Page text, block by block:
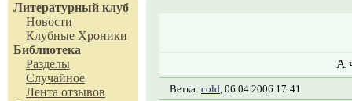
Литературный клуб
Новости
Клубные Хроники
Библиотека
Разделы
Случайное
Лента отзывов
А
Ветка: cold, 06 04 2006 17:41